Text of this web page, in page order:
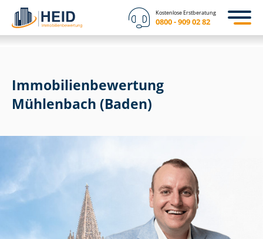
Kostenlose Erstberatung
0800 - 909 02 82
Immobilien­bewertung
Mühlenbach (Baden)